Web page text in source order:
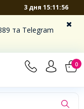
3 дня 15:11:55
та Telegram
0
×